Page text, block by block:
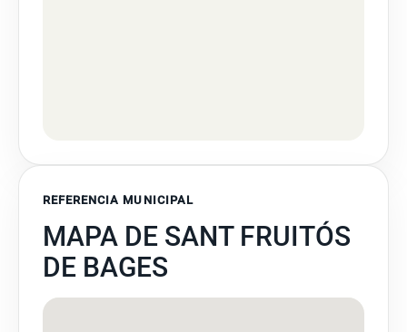
REFERENCIA MUNICIPAL
MAPA DE SANT FRUITÓS
DE BAGES